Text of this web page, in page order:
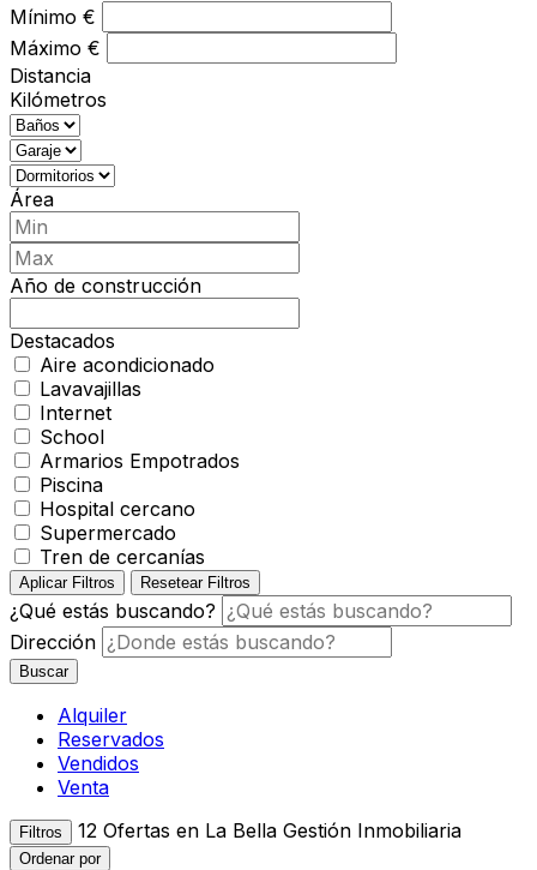
Mínimo €
Máximo €
Distancia
Kilómetros
Área
Año de construcción
Destacados
Aire acondicionado
Lavavajillas
Internet
School
Armarios Empotrados
Piscina
Hospital cercano
Supermercado
Tren de cercanías
Aplicar Filtros Resetear Filtros
¿Qué estás buscando?
Dirección
Buscar
Alquiler
Reservados
Vendidos
Venta
Filtros 12 Ofertas en La Bella Gestión Inmobiliaria
Ordenar por